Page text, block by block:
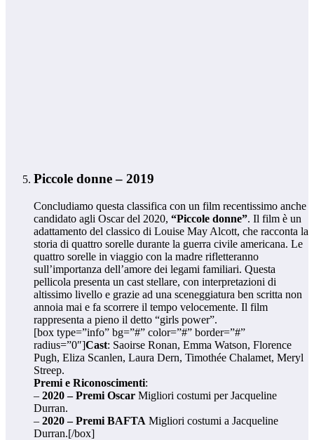
Piccole donne – 2019
Concludiamo questa classifica con un film recentissimo anche
candidato agli Oscar del 2020, “Piccole donne”. Il film è un
adattamento del classico di Louise May Alcott, che racconta la
storia di quattro sorelle durante la guerra civile americana. Le
quattro sorelle in viaggio con la madre rifletteranno
sull’importanza dell’amore dei legami familiari. Questa
pellicola presenta un cast stellare, con interpretazioni di
altissimo livello e grazie ad una sceneggiatura ben scritta non
annoia mai e fa scorrere il tempo velocemente. Il film
rappresenta a pieno il detto “girls power”.
[box type=”info” bg=”#” color=”#” border=”#”
radius=”0″]Cast: Saoirse Ronan, Emma Watson, Florence
Pugh, Eliza Scanlen, Laura Dern, Timothée Chalamet, Meryl
Streep.
Premi e Riconoscimenti:
– 2020 – Premi Oscar Migliori costumi per Jacqueline
Durran.
– 2020 – Premi BAFTA Migliori costumi a Jacqueline
Durran.[/box]